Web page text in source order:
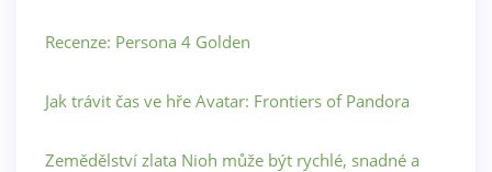
Recenze: Persona 4 Golden
Jak trávit čas ve hře Avatar: Frontiers of Pandora
Zemědělství zlata Nioh může být rychlé, snadné a